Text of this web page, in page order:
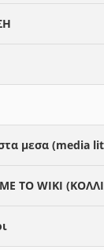
μεσα (media
ΤΟ WIKI